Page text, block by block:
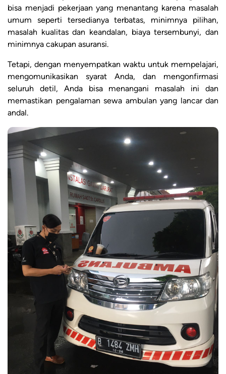
bisa menjadi pekerjaan yang menantang karena masalah
umum seperti tersedianya terbatas, minimnya pilihan,
masalah kualitas dan keandalan, biaya tersembunyi, dan
minimnya cakupan asuransi.
Tetapi, dengan menyempatkan waktu untuk mempelajari,
mengomunikasikan syarat Anda, dan mengonfirmasi
seluruh detil, Anda bisa menangani masalah ini dan
memastikan pengalaman sewa ambulan yang lancar dan
andal.